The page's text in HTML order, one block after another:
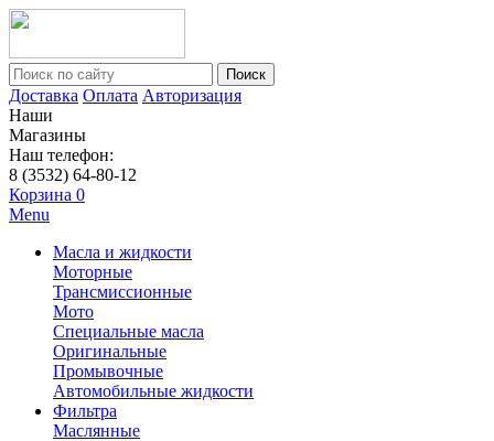
Поиск
Доставка Оплата Авторизация
Наши
Магазины
Наш телефон:
8 (3532) 64-80-12
Корзина 0
Menu
Масла и жидкости
Моторные
Трансмиссионные
Мото
Специальные масла
Оригинальные
Промывочные
Автомобильные жидкости
Фильтра
Маслянные